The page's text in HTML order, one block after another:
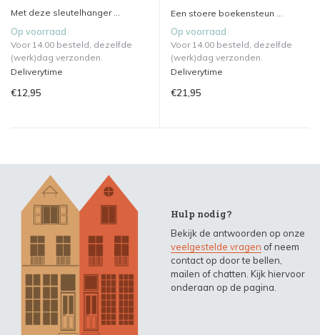
Met deze sleutelhanger ...
Op voorraad
Voor 14.00 besteld, dezelfde
(werk)dag verzonden.
Deliverytime
€12,95
Een stoere boekensteun ...
Op voorraad
Voor 14.00 besteld, dezelfde
(werk)dag verzonden.
Deliverytime
€21,95
Hulp nodig?
Bekijk de antwoorden op onze
veelgestelde vragen of neem
contact op door te bellen,
mailen of chatten. Kijk hiervoor
onderaan op de pagina.